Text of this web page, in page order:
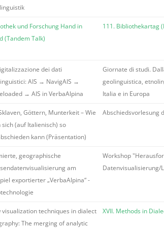
und Forschung Hand in
(Tandem Talk)
111. Bibliothekartag
dei dati
AIS → NavigAIS →
→ AIS in VerbaAlpina
Giornate di studi.
geolinguistica,
Italia e in Europa
Göttern, Munterkeit – Wie
sich (auf Italienisch) so
kann (Präsentation)
Abschiedsvorlesung
geographische
am
exportierter „VerbaAlpina“ -
Workshop
Datenvisualisierung/
visualization techniques in dialect
The merging of analytic
XVII. Methods in